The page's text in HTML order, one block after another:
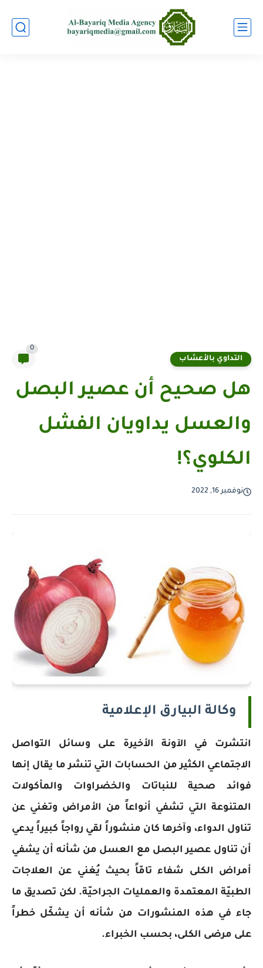
التداوي بالأعشاب
0
هل صحيح أن عصير البصل
والعسل يداويان الفشل
الكلوي؟!
نوفمبر 16, 2022
وكالة البيارق الإعلامية
انتشرت في الآونة الأخيرة على وسائل التواصل
الاجتماعي الكثير من الحسابات التي تنشر ما يقال إنها
فوائد صحية للنباتات والخضراوات والمأكولات
المتنوعة التي تشفي أنواعاً من الأمراض وتغني عن
تناول الدواء، وآخرها كان منشوراً لقي رواجاً كبيراً يدعي
أن تناول عصير البصل مع العسل من شأنه أن يشفي
أمراض الكلى شفاء تامّاً بحيث يُغني عن العلاجات
الطبيّة المعتمدة والعمليات الجراحيّة. لكن تصديق ما
جاء في هذه المنشورات من شأنه أن يشكّل خطراً
على مرضى الكلى، بحسب الخبراء.